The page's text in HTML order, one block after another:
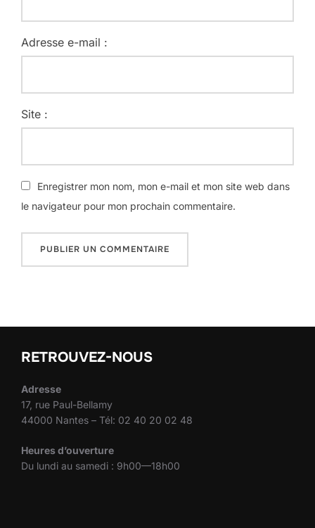
Adresse e-mail :
Site :
Enregistrer mon nom, mon e-mail et mon site web dans
le navigateur pour mon prochain commentaire.
RETROUVEZ-NOUS
Adresse
17, rue Paul-Bellamy
44000 Nantes – Tél: 02 40 20 02 48
Heures d’ouverture
Du lundi au samedi : 9h00—18h00